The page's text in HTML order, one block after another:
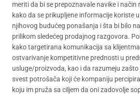
meriti da bi se prepoznavale navike i način
kako da se prikupljene informacije koriste
njihovog budućeg ponašanja i šta bi bilo
prilikom sledećeg prodajnog razgovora.
kako targetirana komunikacija sa
ostvarivanje kompetitivne prednosti u
usluge/proizvoda, kao i da razumeju zašto
svest potrošača koji će kompaniju
koju im pruža sa ciljem da oni zadovolje